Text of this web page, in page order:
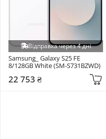
Відправка через 4 дні
Samsung_ Galaxy S25 FE
8/128GB White (SM-S731BZWD)
22 753 ₴